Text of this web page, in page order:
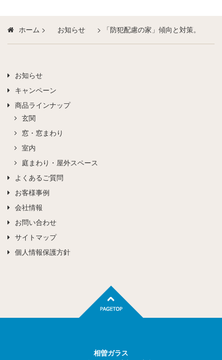
ホーム > お知らせ > 「防犯配慮の家」傾向と対策。
お知らせ
キャンペーン
商品ラインナップ
玄関
窓・窓まわり
室内
庭まわり・屋外スペース
よくあるご質問
お客様事例
会社情報
お問い合わせ
サイトマップ
個人情報保護方針
相曽ガラス